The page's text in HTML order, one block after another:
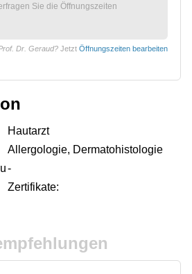
Sie die Öffnungszeiten
Dr. Geraud? Jetzt Öffnungszeiten bearbeiten
Hautarzt
Allergologie, Dermatohistologie
-
Zertifikate: